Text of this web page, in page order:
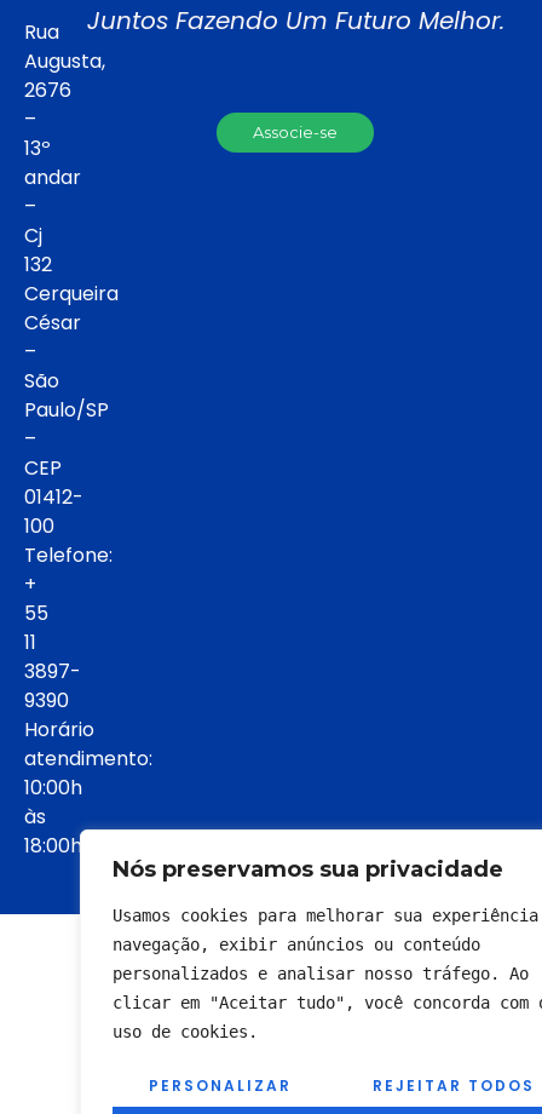
Nós preservamos sua privacidade
Usamos cookies para melhorar sua
navegação, exibir anúncios ou conteúdo
personalizados e analisar nosso tráfego. Ao
clicar em "Aceitar tudo", você concorda com
uso de cookies.
PERSONALIZAR REJEITAR TODOS
Rua
Augusta,
2676
–
13º
andar
–
Cj
132
Cerqueira
César
–
São
Paulo/SP
–
CEP
01412-
100
Telefone:
+
55
11
3897-
9390
Horário
atendimento:
10:00h
às
18:00h:
Juntos Fazendo Um Futuro Melhor.
Associe-se
© 2022 - Todos os direitos reservados